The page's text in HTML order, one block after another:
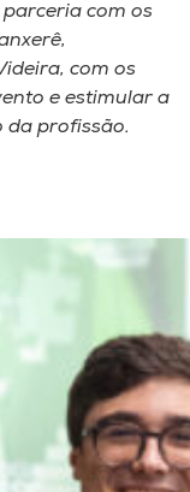
com os
com os
e estimular a
da profissão.